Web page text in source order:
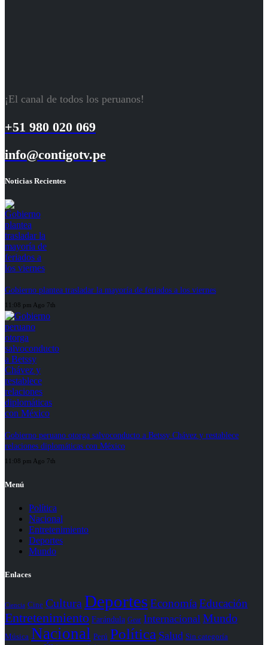
¡El canal de todos los peruanos!
+51 980 020 069
info@contigotv.pe
Noticias Recientes
Gobierno plantea trasladar la mayoría de feriados a los viernes
11:08 pm Ago 7th
Gobierno peruano otorga salvoconducto a Betssy Chávez y restablece
relaciones diplomáticas con México
11:08 pm Ago 7th
Menú
Política
Nacional
Entretenimiento
Deportes
Mundo
Enlaces
Ciencia Cine Cultura DeportesEconomía Educación
Entretenimiento Farándula Gear Internacional Mundo
Música Nacional Perú Política Salud Sin categoría